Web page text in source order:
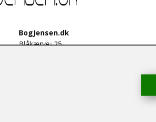
BogJensen.dk
Blåkærvej 25